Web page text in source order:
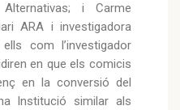
i Carme
ARA i investigadora
com l’investigador
en que els comicis
en la conversió del
Institució similar als